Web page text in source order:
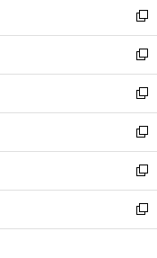
く
で
開
く
ド
ウ
で
開
く
ィ
ン
ド
ウ
で
開
く
い
ウ
ィ
ン
ド
ウ
で
開
く
新
し
い
ウ
ィ
ン
ド
ウ
で
開
く
新
し
い
ウ
ィ
ン
ド
ウ
で
開
新
し
い
ウ
ィ
ン
ド
ウ
新
し
い
ウ
ィ
ン
新
し
い
ウ
新
し